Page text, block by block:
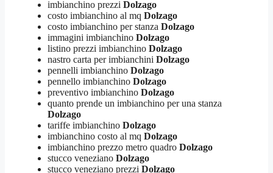
imbianchino prezzi Dolzago
costo imbianchino al mq Dolzago
costo imbianchino per stanza Dolzago
immagini imbianchino Dolzago
listino prezzi imbianchino Dolzago
nastro carta per imbianchini Dolzago
pennelli imbianchino Dolzago
pennello imbianchino Dolzago
preventivo imbianchino Dolzago
quanto prende un imbianchino per una stanza
Dolzago
tariffe imbianchino Dolzago
imbianchino costo al mq Dolzago
imbianchino prezzo metro quadro Dolzago
stucco veneziano Dolzago
stucco veneziano prezzi Dolzago